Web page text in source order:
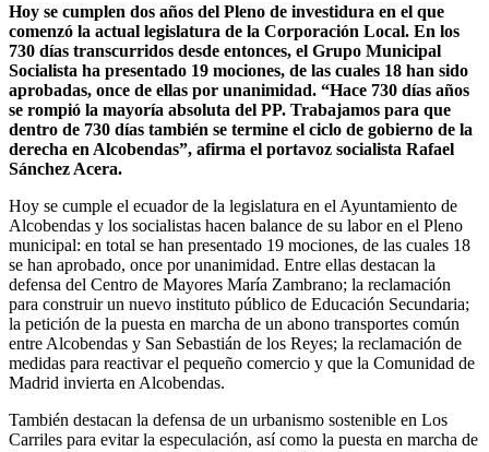
Hoy se cumplen dos años del Pleno de investidura en el que
comenzó la actual legislatura de la Corporación Local. En los
730 días transcurridos desde entonces, el Grupo Municipal
Socialista ha presentado 19 mociones, de las cuales 18 han sido
aprobadas, once de ellas por unanimidad. “Hace 730 días años
se rompió la mayoría absoluta del PP. Trabajamos para que
dentro de 730 días también se termine el ciclo de gobierno de la
derecha en Alcobendas”, afirma el portavoz socialista Rafael
Sánchez Acera.
Hoy se cumple el ecuador de la legislatura en el Ayuntamiento de
Alcobendas y los socialistas hacen balance de su labor en el Pleno
municipal: en total se han presentado 19 mociones, de las cuales 18
se han aprobado, once por unanimidad. Entre ellas destacan la
defensa del Centro de Mayores María Zambrano; la reclamación
para construir un nuevo instituto público de Educación Secundaria;
la petición de la puesta en marcha de un abono transportes común
entre Alcobendas y San Sebastián de los Reyes; la reclamación de
medidas para reactivar el pequeño comercio y que la Comunidad de
Madrid invierta en Alcobendas.
También destacan la defensa de un urbanismo sostenible en Los
Carriles para evitar la especulación, así como la puesta en marcha de